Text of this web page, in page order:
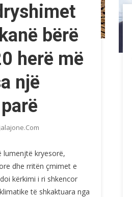
bërë
herë më
një
lumenjtë kryesorë,
dhe rritën çmimet e
kërkimi i ri shkencor
të shkaktuara nga